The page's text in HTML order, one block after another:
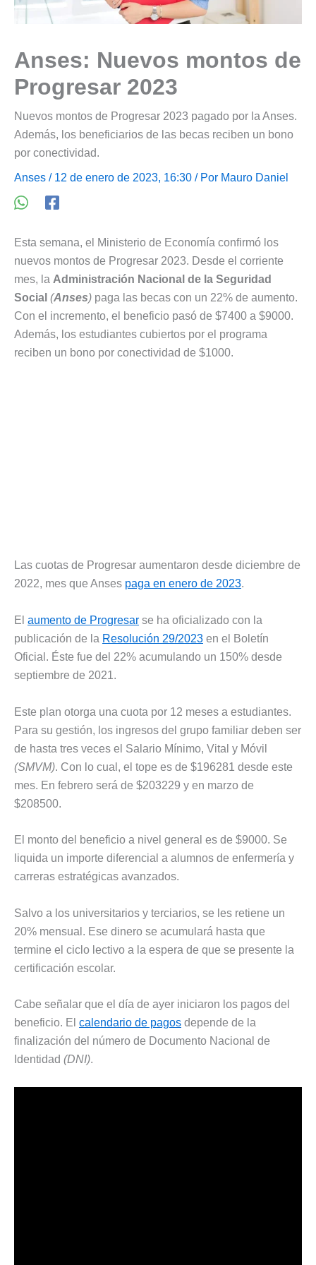
Anses: Nuevos montos de
Progresar 2023
Nuevos montos de Progresar 2023 pagado por la Anses.
Además, los beneficiarios de las becas reciben un bono
por conectividad.
Anses / 12 de enero de 2023, 16:30 / Por Mauro Daniel
Esta semana, el Ministerio de Economía confirmó los
nuevos montos de Progresar 2023. Desde el corriente
mes, la Administración Nacional de la Seguridad
Social (Anses) paga las becas con un 22% de aumento.
Con el incremento, el beneficio pasó de $7400 a $9000.
Además, los estudiantes cubiertos por el programa
reciben un bono por conectividad de $1000.
Las cuotas de Progresar aumentaron desde diciembre de
2022, mes que Anses paga en enero de 2023.
El aumento de Progresar se ha oficializado con la
publicación de la Resolución 29/2023 en el Boletín
Oficial. Éste fue del 22% acumulando un 150% desde
septiembre de 2021.
Este plan otorga una cuota por 12 meses a estudiantes.
Para su gestión, los ingresos del grupo familiar deben ser
de hasta tres veces el Salario Mínimo, Vital y Móvil
(SMVM). Con lo cual, el tope es de $196281 desde este
mes. En febrero será de $203229 y en marzo de
$208500.
El monto del beneficio a nivel general es de $9000. Se
liquida un importe diferencial a alumnos de enfermería y
carreras estratégicas avanzados.
Salvo a los universitarios y terciarios, se les retiene un
20% mensual. Ese dinero se acumulará hasta que
termine el ciclo lectivo a la espera de que se presente la
certificación escolar.
Cabe señalar que el día de ayer iniciaron los pagos del
beneficio. El calendario de pagos depende de la
finalización del número de Documento Nacional de
Identidad (DNI).